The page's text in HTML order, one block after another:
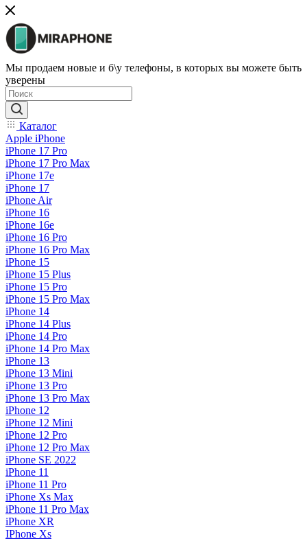
Мы продаем новые и б\у телефоны, в которых вы можете быть
уверены
Каталог
Apple iPhone
iPhone 17 Pro
iPhone 17 Pro Max
iPhone 17e
iPhone 17
iPhone Air
iPhone 16
iPhone 16e
iPhone 16 Pro
iPhone 16 Pro Max
iPhone 15
iPhone 15 Plus
iPhone 15 Pro
iPhone 15 Pro Max
iPhone 14
iPhone 14 Plus
iPhone 14 Pro
iPhone 14 Pro Max
iPhone 13
iPhone 13 Mini
iPhone 13 Pro
iPhone 13 Pro Max
iPhone 12
iPhone 12 Mini
iPhone 12 Pro
iPhone 12 Pro Max
iPhone SE 2022
iPhone 11
iPhone 11 Pro
iPhone Xs Max
iPhone 11 Pro Max
iPhone XR
IPhone Xs